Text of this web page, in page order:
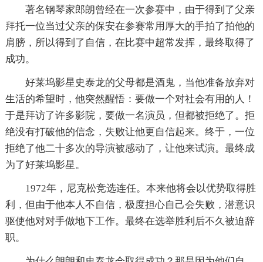
著名钢琴家郎朗曾经在一次参赛中，由于得到了父亲
拜托一位当过父亲的保安在参赛常用厚大的手拍了拍他的
肩膀，所以得到了自信，在比赛中超常发挥，最终取得了
成功。
好莱坞影星史泰龙的父母都是酒鬼，当他准备放弃对
生活的希望时，他突然醒悟：要做一个对社会有用的人！
于是拜访了许多影院，要做一名演员，但都被拒绝了。拒
绝没有打破他的信念，失败让他更自信起来。终于，一位
拒绝了他二十多次的导演被感动了，让他来试演。最终成
为了好莱坞影星。
1972年，尼克松竞选连任。本来他将会以优势取得胜
利，但由于他本人不自信，极度担心自己会失败，潜意识
驱使他对对手做地下工作。最终在选举胜利后不久被迫辞
职。